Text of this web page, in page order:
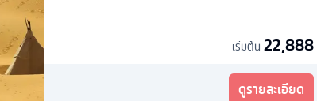
เริ่มต้น 22,888
ดูรายละเอียด